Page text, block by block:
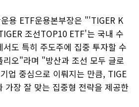
용 ETF운용본부장은 "'TIGER K
조선TOP10 ETF'는 국내 수
도 특히 주도주에 집중 투자할 수
리오"라며 "방산과 조선 모두 글로
업 중심으로 이뤄지는 만큼, TIGE
가장 잘 맞는 집중형 전략을 제공한